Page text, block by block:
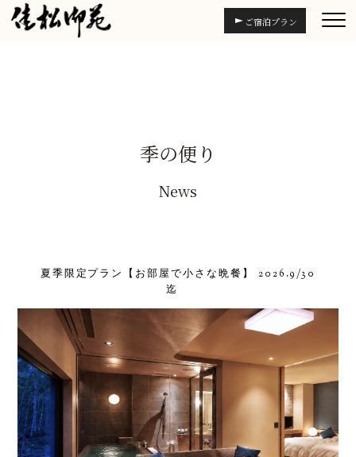
ご宿泊プラン
季の便り
News
夏季限定プラン【お部屋で小さな晩餐】 2026.9/30
迄